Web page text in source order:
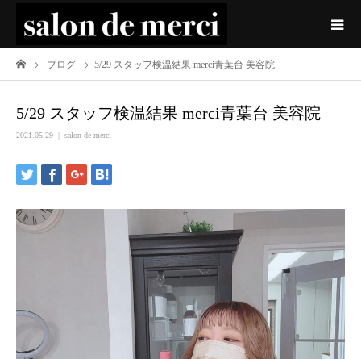
ブログ 5/29 スタッフ検温結果 merci青葉台 美容院
5/29 スタッフ検温結果 merci青葉台 美容院
2021.05.29 salon de merci